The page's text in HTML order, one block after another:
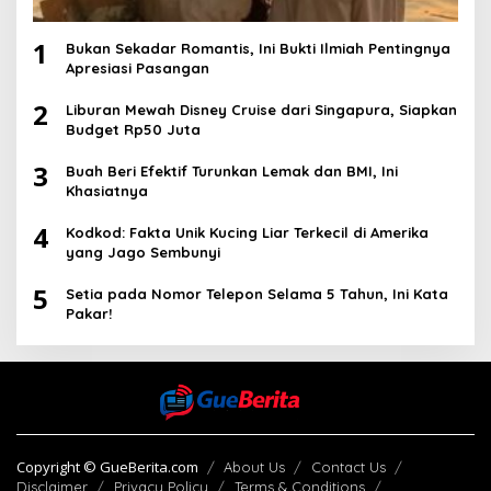
1
Bukan Sekadar Romantis, Ini Bukti Ilmiah Pentingnya
Apresiasi Pasangan
2
Liburan Mewah Disney Cruise dari Singapura, Siapkan
Budget Rp50 Juta
3
Buah Beri Efektif Turunkan Lemak dan BMI, Ini
Khasiatnya
4
Kodkod: Fakta Unik Kucing Liar Terkecil di Amerika
yang Jago Sembunyi
5
Setia pada Nomor Telepon Selama 5 Tahun, Ini Kata
Pakar!
Copyright © GueBerita.com About Us
Contact Us
Disclaimer
Privacy Policy Terms & Conditions